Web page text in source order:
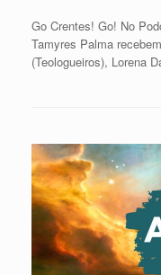
Go Crentes! Go! No
Tamyres Palma
(Teologueiros), Lorena